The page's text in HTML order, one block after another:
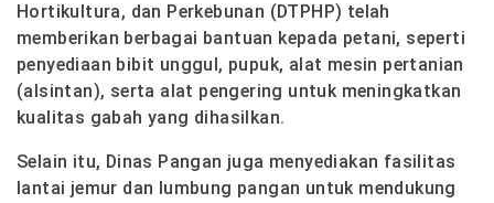
Hortikultura, dan Perkebunan (DTPHP) telah
memberikan berbagai bantuan kepada petani, seperti
penyediaan bibit unggul, pupuk, alat mesin pertanian
(alsintan), serta alat pengering untuk meningkatkan
kualitas gabah yang dihasilkan.
Selain itu, Dinas Pangan juga menyediakan fasilitas
lantai jemur dan lumbung pangan untuk mendukung